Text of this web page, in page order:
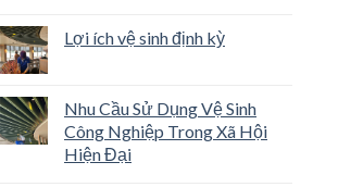
Lợi ích vệ sinh định kỳ
Nhu Cầu Sử Dụng Vệ Sinh
Công Nghiệp Trong Xã Hội
Hiện Đại